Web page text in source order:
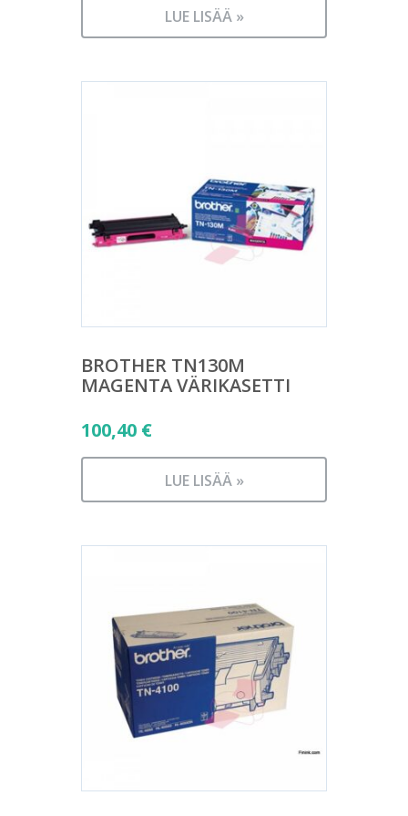
LUE LISÄÄ »
BROTHER TN130M
MAGENTA VÄRIKASETTI
100,40 €
LUE LISÄÄ »